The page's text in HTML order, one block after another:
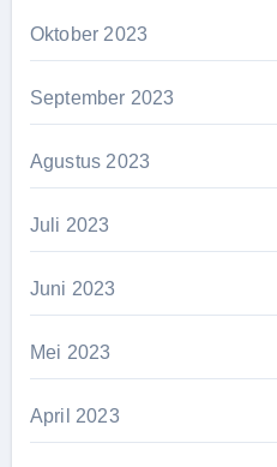
Oktober 2023
September 2023
Agustus 2023
Juli 2023
Juni 2023
Mei 2023
April 2023